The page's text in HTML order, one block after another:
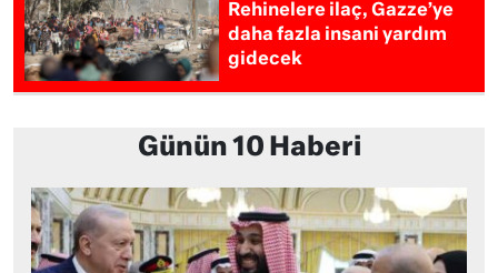
Rehinelere ilaç, Gazze’ye
daha fazla insani yardım
gidecek
Günün 10 Haberi